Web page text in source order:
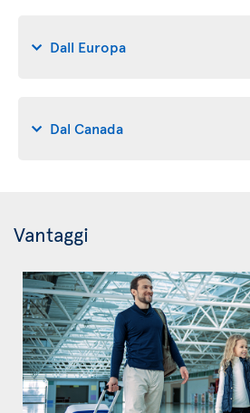
Dall Europa
Dal Canada
Vantaggi